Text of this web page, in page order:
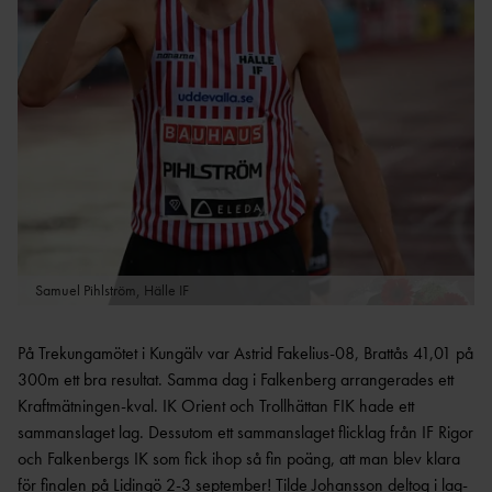
PROJEKT
HÄCKPROJEKT
HÖJDPROJEKT
TRESTEGET
DOKUME
NT
NYHETSBRE
V
ANSÖKNING
DM
TÄVLINGAR
VÄSTSVENSKA
LÖPARCUPEN
UTTAGNINGSTÄVLING
GÖTALANDSMÄSTERSKAP
EN
N
STATISTIKARKIV
STATISTIKARKIV
STATISTIKARKIV
ÖVRIGT
RESULTATBILAGA
P12/F12 ÅRSBÄSTA VÄSTSVENSKA UTOMHUS
2022
M
NI
Samuel Pihlström, Hälle IF
På Trekungamötet i Kungälv var Astrid Fakelius-08, Brattås 41,01 på
300m ett bra resultat. Samma dag i Falkenberg arrangerades ett
Kraftmätningen-kval. IK Orient och Trollhättan FIK hade ett
sammanslaget lag. Dessutom ett sammanslaget flicklag från IF Rigor
och Falkenbergs IK som fick ihop så fin poäng, att man blev klara
för finalen på Lidingö 2-3 september! Tilde Johansson deltog i lag-